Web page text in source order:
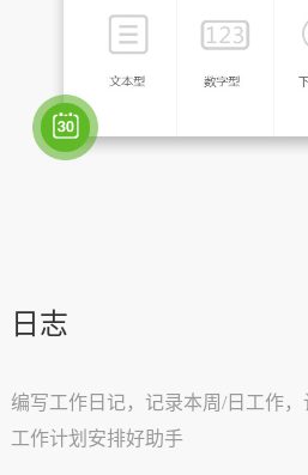
日志
编写工作日记，记录本周/日工作，
工作计划安排好助手